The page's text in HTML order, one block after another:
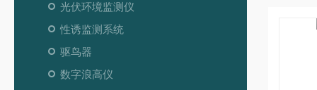
光伏环境监测仪
性诱监测系统
驱鸟器
数字浪高仪